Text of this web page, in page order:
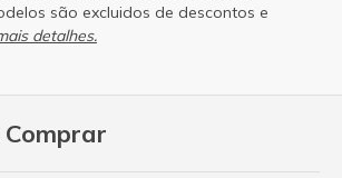
são excluidos de descontos e
detalhes.